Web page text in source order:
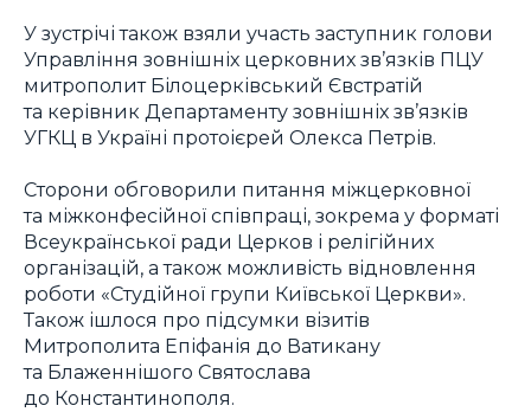
У зустрічі також взяли участь заступник голови
Управління зовнішніх церковних зв’язків ПЦУ
митрополит Білоцерківський Євстратій
та керівник Департаменту зовнішніх зв’язків
УГКЦ в Україні протоієрей Олекса Петрів.
Сторони обговорили питання міжцерковної
та міжконфесійної співпраці, зокрема у форматі
Всеукраїнської ради Церков і релігійних
організацій, а також можливість відновлення
роботи «Студійної групи Київської Церкви».
Також ішлося про підсумки візитів
Митрополита Епіфанія до Ватикану
та Блаженнішого Святослава
до Константинополя.